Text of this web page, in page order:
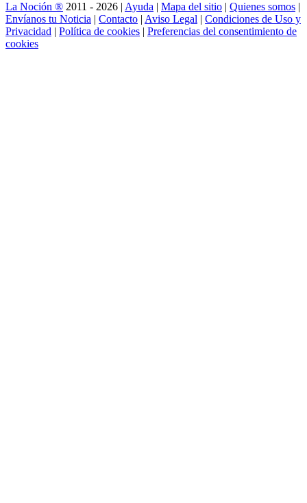
La Noción ® 2011 - 2026 | Ayuda | Mapa del sitio | Quienes somos |
Envíanos tu Noticia | Contacto | Aviso Legal | Condiciones de Uso y
Privacidad | Política de cookies | Preferencias del consentimiento de
cookies